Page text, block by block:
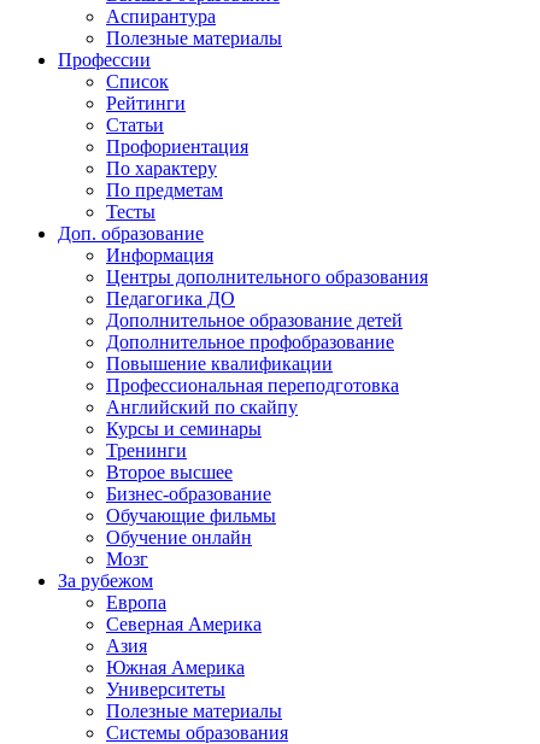
Аспирантура
Полезные материалы
Профессии
Список
Рейтинги
Статьи
Профориентация
По характеру
По предметам
Тесты
Доп. образование
Информация
Центры дополнительного образования
Педагогика ДО
Дополнительное образование детей
Дополнительное профобразование
Повышение квалификации
Профессиональная переподготовка
Английский по скайпу
Курсы и семинары
Тренинги
Второе высшее
Бизнес-образование
Обучающие фильмы
Обучение онлайн
Мозг
За рубежом
Европа
Северная Америка
Азия
Южная Америка
Университеты
Полезные материалы
Системы образования